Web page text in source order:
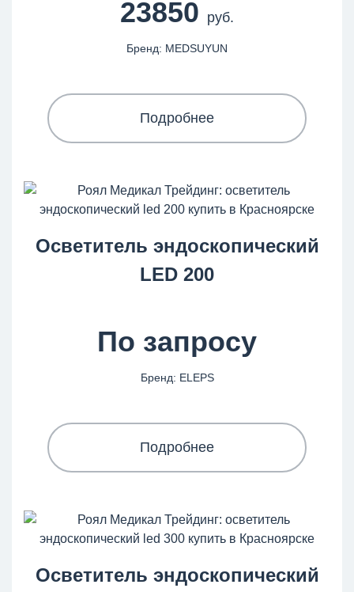
23850 руб.
Бренд: MEDSUYUN
Подробнее
Осветитель эндоскопический
LED 200
По запросу
Бренд: ELEPS
Подробнее
Осветитель эндоскопический